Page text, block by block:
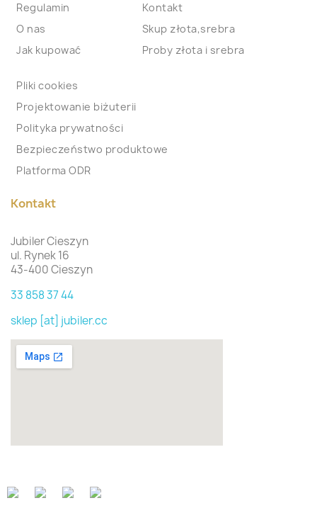
Regulamin
O nas
Jak kupować
Kontakt
Skup złota,srebra
Proby złota i srebra
Pliki cookies
Projektowanie biżuterii
Polityka prywatności
Bezpieczeństwo produktowe
Platforma ODR
Kontakt
Jubiler Cieszyn
ul. Rynek 16
43-400 Cieszyn
33 858 37 44
sklep [at] jubiler.cc